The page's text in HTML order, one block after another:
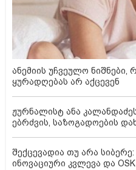
ანემიის უჩვეულო
ყურადღებას არ აქცევენ
ჟურნალისტ ანა
ებრძვის, საზოგადოების
შექცევადია თუ არა
ინოვაციური კვლევა და